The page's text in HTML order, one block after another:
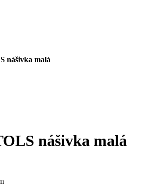
nášivka malá
nášivka malá